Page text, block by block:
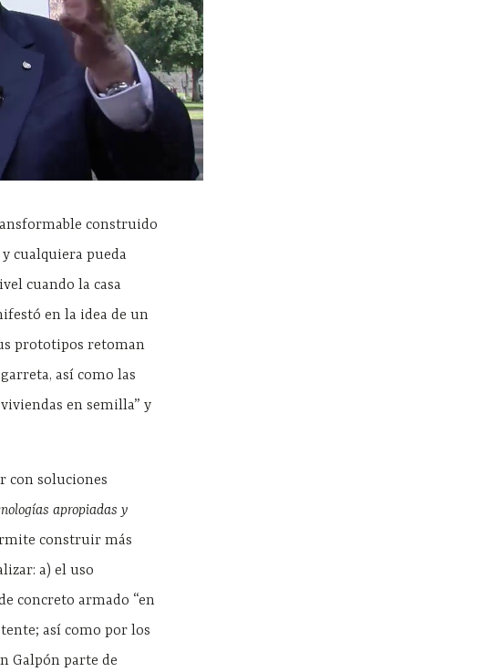
construido
cualquiera pueda
cuando la casa
en la idea de un
prototipos retoman
así como las
en semilla” y
con soluciones
apropiadas y
construir más
a) el uso
concreto armado “en
así como por los
Galpón parte de